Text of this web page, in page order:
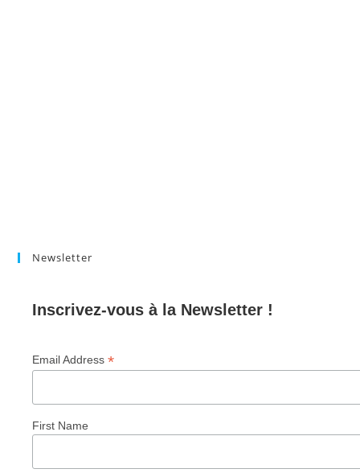
Newsletter
Inscrivez-vous à la Newsletter !
Email Address*
First Name